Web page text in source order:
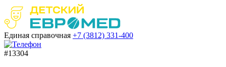
Единая справочная +7 (3812) 331-400
#13304